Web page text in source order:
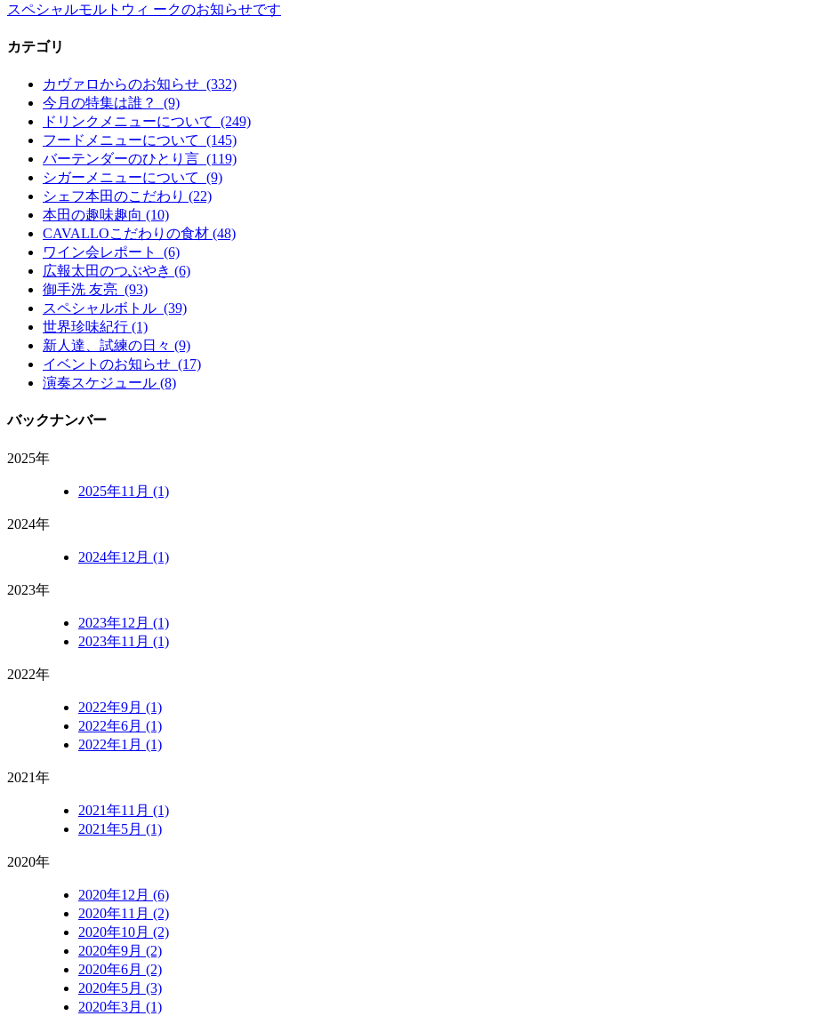
スペシャルモルトウィ ークのお知らせです
カテゴリ
カヴァロからのお知らせ (332)
今月の特集は誰？ (9)
ドリンクメニューについて (249)
フードメニューについて (145)
バーテンダーのひとり言 (119)
シガーメニューについて (9)
シェフ本田のこだわり (22)
本田の趣味趣向 (10)
CAVALLOこだわりの食材 (48)
ワイン会レポート (6)
広報太田のつぶやき (6)
御手洗 友亮 (93)
スペシャルボトル (39)
世界珍味紀行 (1)
新人達、試練の日々 (9)
イベントのお知らせ (17)
演奏スケジュール (8)
バックナンバー
2025年
2025年11月 (1)
2024年
2024年12月 (1)
2023年
2023年12月 (1)
2023年11月 (1)
2022年
2022年9月 (1)
2022年6月 (1)
2022年1月 (1)
2021年
2021年11月 (1)
2021年5月 (1)
2020年
2020年12月 (6)
2020年11月 (2)
2020年10月 (2)
2020年9月 (2)
2020年6月 (2)
2020年5月 (3)
2020年3月 (1)